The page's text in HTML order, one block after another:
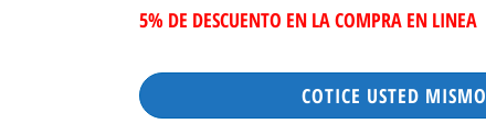
5% DE DESCUENTO EN LA COMPRA EN LINEA
COTICE USTED MISMO